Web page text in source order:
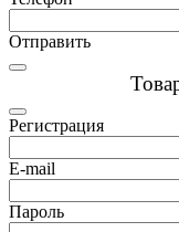
Отправить
Регистрация
E-mail
Пароль